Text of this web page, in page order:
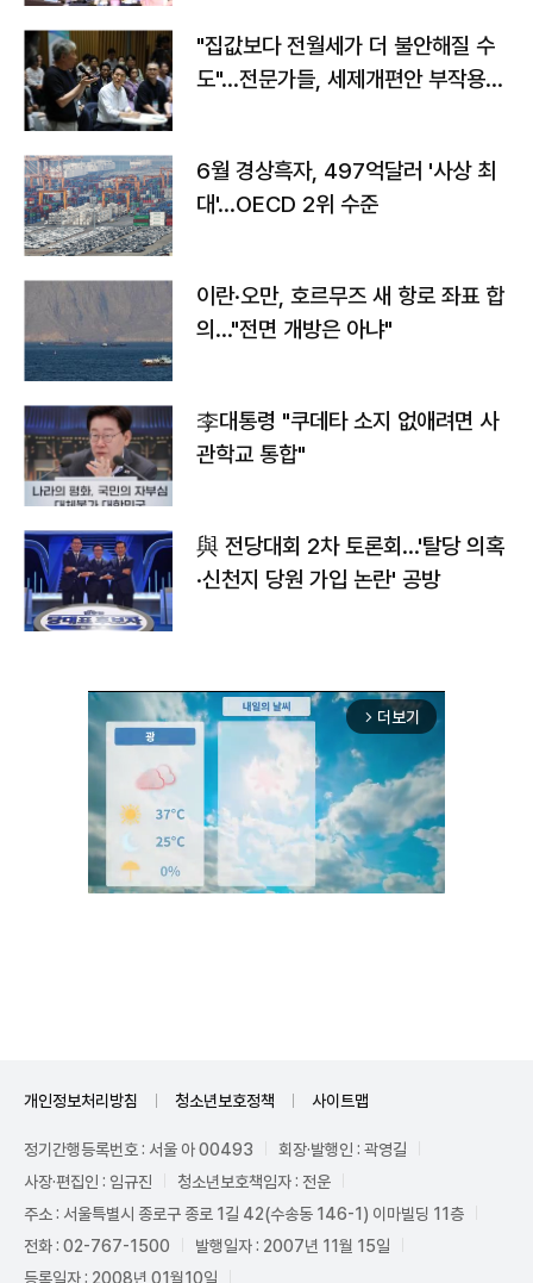
"집값보다 전월세가 더 불안해질 수
도"…전문가들, 세제개편안 부작용
6월 경상흑자, 497억달러 '사상 최
대'…OECD 2위 수준
이란·오만, 호르무즈 새 항로 좌표 합
의…"전면 개방은 아냐"
李대통령 "쿠데타 소지 없애려면 사
관학교 통합"
與 전당대회 2차 토론회…'탈당 의혹
·신천지 당원 가입 논란' 공방
arrow_forward_ios 더보기
개인정보처리방침 청소년보호정책 사이트맵
정기간행등록번호 : 서울 아 00493
회장·발행인 : 곽영길
사장·편집인 : 임규진
청소년보호책임자 : 전운
주소 : 서울특별시 종로구 종로 1길 42(수송동 146-1) 이마빌딩 11층
전화 : 02-767-1500
발행일자 : 2007년 11월 15일
등록일자 : 2008년 01월10일